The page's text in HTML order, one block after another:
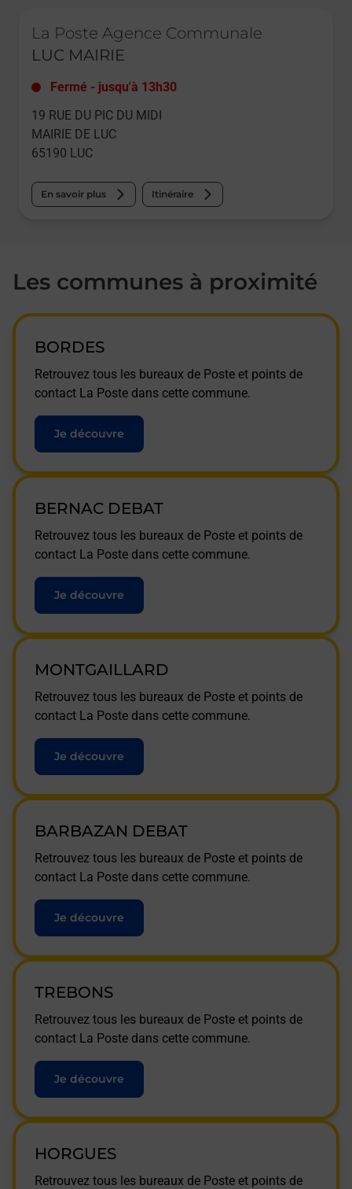
La Poste Agence Communale
LUC MAIRIE
Fermé - jusqu'à 13h30
19 RUE DU PIC DU MIDI
MAIRIE DE LUC
65190 LUC
En savoir plus Itinéraire
Les communes à proximité
BORDES
Retrouvez tous les bureaux de Poste et points de
contact La Poste dans cette commune.
Je découvre
BERNAC DEBAT
Retrouvez tous les bureaux de Poste et points de
contact La Poste dans cette commune.
Je découvre
MONTGAILLARD
Retrouvez tous les bureaux de Poste et points de
contact La Poste dans cette commune.
Je découvre
BARBAZAN DEBAT
Retrouvez tous les bureaux de Poste et points de
contact La Poste dans cette commune.
Je découvre
TREBONS
Retrouvez tous les bureaux de Poste et points de
contact La Poste dans cette commune.
Je découvre
HORGUES
Retrouvez tous les bureaux de Poste et points de